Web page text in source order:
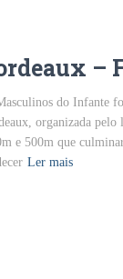
–
do Infante
organizada pelo
e 500m que
Ler mais